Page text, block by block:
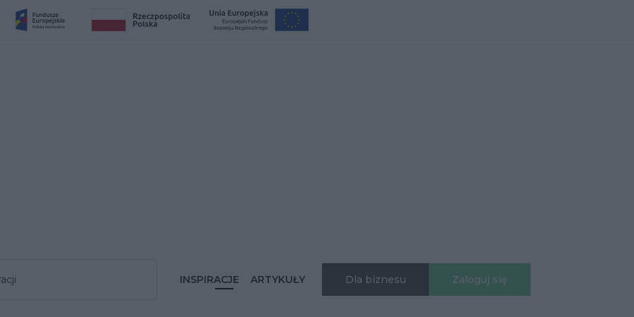
INSPIRACJE ARTYKUŁY Dla biznesu Zaloguj się